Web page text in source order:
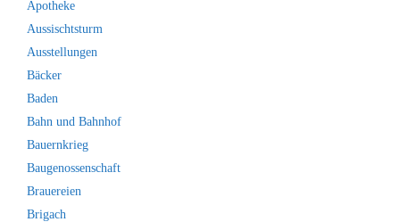
Apotheke
Aussischtsturm
Ausstellungen
Bäcker
Baden
Bahn und Bahnhof
Bauernkrieg
Baugenossenschaft
Brauereien
Brigach